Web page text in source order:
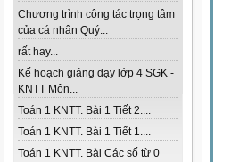
Chương trình công tác trọng tâm
của cá nhân Quý...
rất hay...
Kế hoạch giảng dạy lớp 4 SGK -
KNTT Môn...
Toán 1 KNTT. Bài 1 Tiết 2....
Toán 1 KNTT. Bài 1 Tiết 1....
Toán 1 KNTT. Bài Các số từ 0